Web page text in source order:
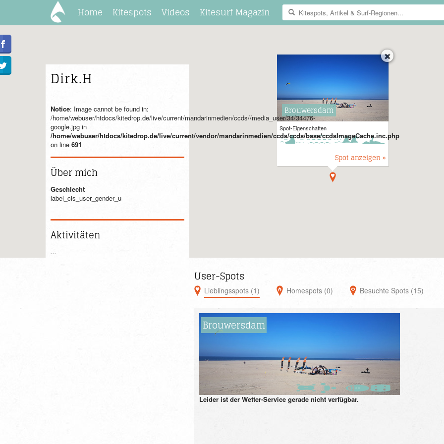
Home Kitespots Videos Kitesurf Magazin
Brouwersdam
Spot-Eigenschaften
Spot anzeigen »
Dirk.H
Notice: Image cannot be found in:
/home/webuser/htdocs/kitedrop.de/live/current/mandarinmedien/ccds//media_user/34/34476-
google.jpg in
/home/webuser/htdocs/kitedrop.de/live/current/vendor/mandarinmedien/ccds/ccds/base/ccdsImageCache.inc.php
on line 691
Über mich
Geschlecht
label_cls_user_gender_u
Aktivitäten
...
User-Spots
Lieblingsspots (1) Homespots (0) Besuchte Spots (15)
Brouwersdam